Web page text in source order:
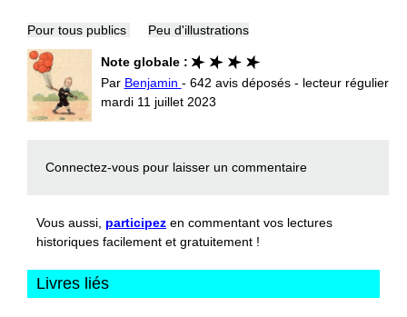
Pour tous publics Peu d'illustrations
Note globale :
Par Benjamin - 642 avis déposés - lecteur régulier
mardi 11 juillet 2023
Connectez-vous pour laisser un commentaire
Vous aussi, participez en commentant vos lectures
historiques facilement et gratuitement !
Livres liés